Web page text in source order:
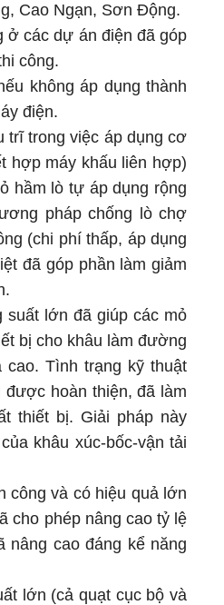
Cao Ngạn, Sơn Động.
ở các dự án điện đã góp
công.
không áp dụng thành
điện.
trĩ trong việc áp dụng cơ
hợp máy khấu liên hợp)
hầm lò tự áp dụng rộng
pháp chống lò chợ
(chi phí thấp, áp dụng
đã góp phần làm giảm
suất lớn đã giúp các mỏ
bị cho khâu làm đường
Tình trạng kỹ thuật
hoàn thiện, đã làm
thiết bị. Giải pháp này
khâu xúc-bốc-vận tải
công và có hiệu quả lớn
cho phép nâng cao tỷ lệ
nâng cao đáng kể năng
lớn (cả quạt cục bộ và